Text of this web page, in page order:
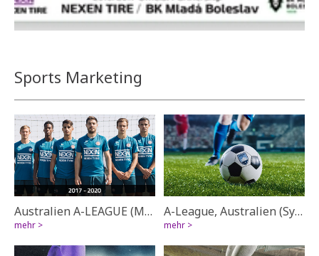
Sports Marketing
Australien A-LEAGUE (Melbourne City FC)
mehr >
A-League, Australien (Sydney FC)
mehr >